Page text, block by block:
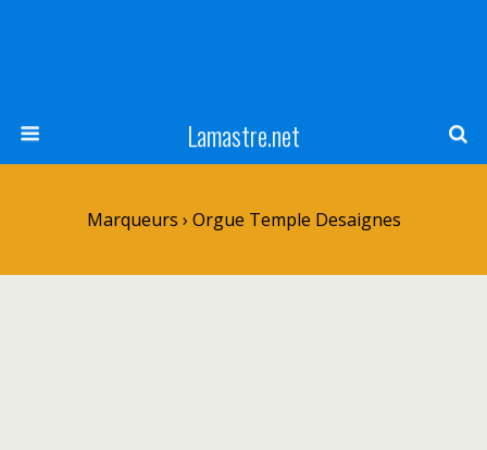
Lamastre.net
Marqueurs › Orgue Temple Desaignes